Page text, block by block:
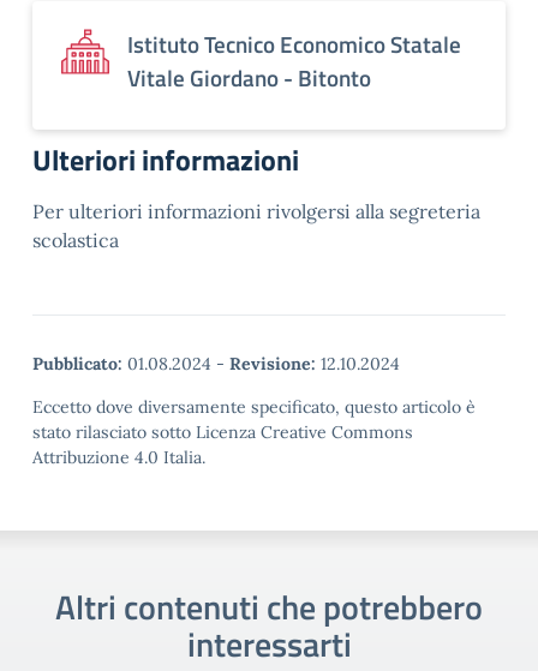
Istituto Tecnico Economico Statale
Vitale Giordano - Bitonto
Ulteriori informazioni
Per ulteriori informazioni rivolgersi alla segreteria
scolastica
Pubblicato: 01.08.2024 - Revisione: 12.10.2024
Eccetto dove diversamente specificato, questo articolo è
stato rilasciato sotto Licenza Creative Commons
Attribuzione 4.0 Italia.
Altri contenuti che potrebbero
interessarti